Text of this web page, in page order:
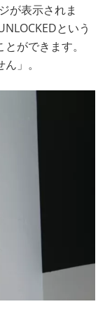
が表示されま
という
ができます。
」。